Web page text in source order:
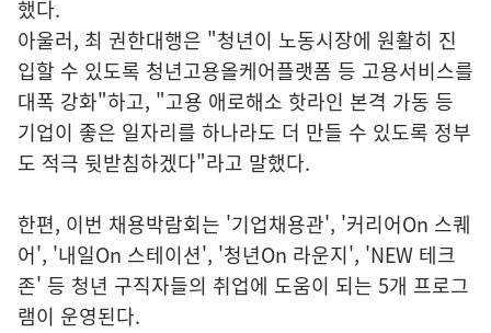
했다.
아울러, 최 권한대행은 "청년이 노동시장에 원활히 진
입할 수 있도록 청년고용올케어플랫폼 등 고용서비스를
대폭 강화"하고, "고용 애로해소 핫라인 본격 가동 등
기업이 좋은 일자리를 하나라도 더 만들 수 있도록 정부
도 적극 뒷받침하겠다"라고 말했다.
한편, 이번 채용박람회는 '기업채용관', '커리어On 스퀘
어', '내일On 스테이션', '청년On 라운지', 'NEW 테크
존' 등 청년 구직자들의 취업에 도움이 되는 5개 프로그
램이 운영된다.